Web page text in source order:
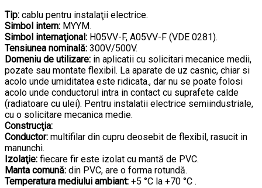
Tip: cablu pentru instalaţii electrice.
Simbol intern: MYYM.
Simbol internaţional: H05VV-F, A05VV-F (VDE 0281).
Tensiunea nominală: 300V/500V.
Domeniu de utilizare: in aplicatii cu solicitari mecanice medii,
pozate sau montate flexibil. La aparate de uz casnic, chiar si
acolo unde umiditatea este ridicata., dar nu se poate folosi
acolo unde conductorul intra in contact cu suprafete calde
(radiatoare cu ulei). Pentru instalatii electrice semiindustriale,
cu o solicitare mecanica medie.
Construcţia:
Conductor: multifilar din cupru deosebit de flexibil, rasucit in
manunchi.
Izolaţie: fiecare fir este izolat cu mantă de PVC.
Manta comună: din PVC, are o forma rotundă.
Temperatura mediului ambiant: +5 °C la +70 °C .